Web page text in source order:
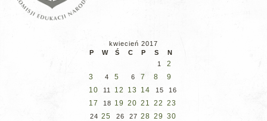
kwiecień 2017
P
W Ś C P S
N
1
2
3
4 5 6 7 8
9
10
11 12 13 14 15 16
17 18 19 20 21 22 23
24 25 26 27 28 29 30